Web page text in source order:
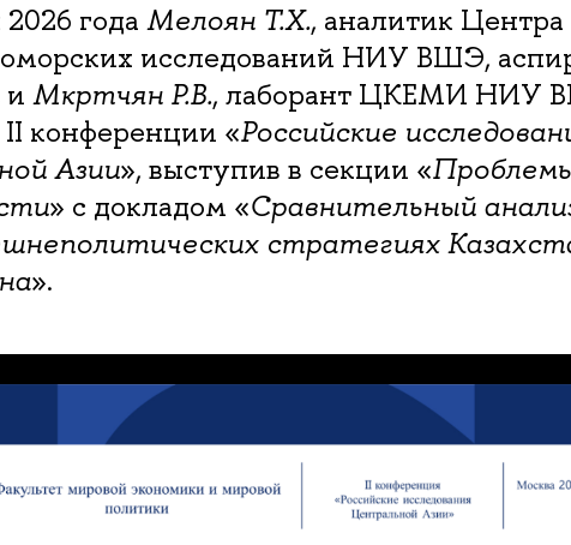
года Мелоян Т.Х., аналитик Центра
исследований НИУ ВШЭ,
Мкртчян Р.В., лаборант ЦКЕМИ НИУ
II конференции «Российские
Азии», выступив в секции «
» с докладом «Сравнительный
стратегиях
».